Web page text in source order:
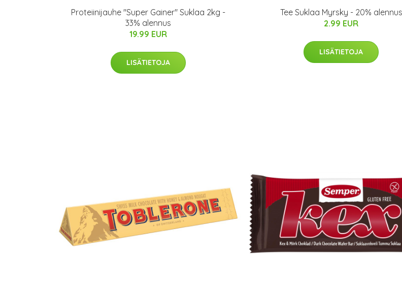
Proteiinijauhe "Super Gainer" Suklaa 2kg -
33% alennus
19.99 EUR
LISÄTIETOJA
Tee Suklaa Myrsky - 20% alennus
2.99 EUR
LISÄTIETOJA